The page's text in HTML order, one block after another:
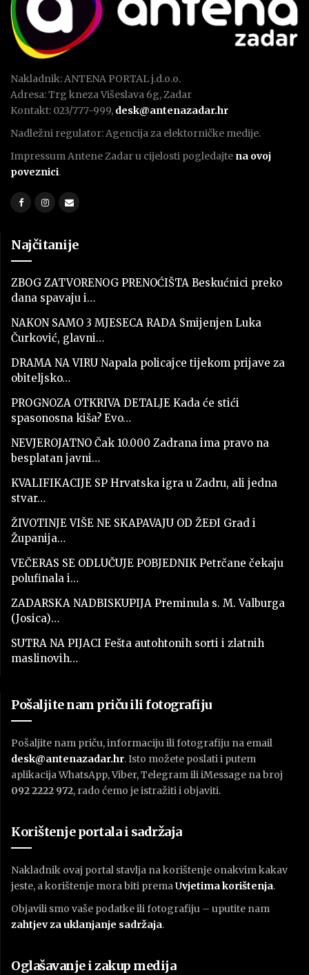
Nakladnik: ANTENA PORTAL j.d.o.o.
Adresa: Trg kneza Višeslava 6g, Zadar
Kontakt: 023/777-999, desk@antenazadar.hr
Nadležni regulator: Agencija za elektorničke medije.
Impressum Antene Zadar u cijelosti pogledajte na ovoj
poveznici.
Najčitanije
ZBOG ZATVORENOG PRENOĆIŠTA Beskućnici preko
dana spavaju i…
NAKON SAMO 3 MJESECA RADA Smijenjen Luka
Čurković, glavni…
DRAMA NA VIRU Napala policajce tijekom prijave za
obiteljsko…
PROGNOZA OTKRIVA DETALJE Kada će stići
spasonosna kiša? Evo…
NEVJEROJATNO Čak 10.000 Zadrana ima pravo na
besplatan javni…
KVALIFIKACIJE SP Hrvatska igra u Zadru, ali jedna
stvar…
ŽIVOTINJE VIŠE NE SKAPAVAJU OD ŽEĐI Grad i
Županija…
VEČERAS SE ODLUČUJE POBJEDNIK Petrčane čekaju
polufinala i…
ZADARSKA NADBISKUPIJA Preminula s. M. Valburga
(Josica)…
SUTRA NA PIJACI Fešta autohtonih sorti i zlatnih
maslinovih…
Pošaljite nam priču ili fotografiju
Pošaljite nam priču, informaciju ili fotografiju na email
desk@antenazadar.hr. Isto možete poslati i putem
aplikacija WhatsApp, Viber, Telegram ili iMessage na broj
092 2222 972, rado ćemo je istražiti i objaviti.
Korištenje portala i sadržaja
Nakladnik ovaj portal stavlja na korištenje onakvim kakav
jeste, a korištenje mora biti premaUvjetima korištenja.
Objavili smo vaše podatke ili fotografiju – uputite nam
zahtjev za uklanjanje sadržaja.
Oglašavanje i zakup medija